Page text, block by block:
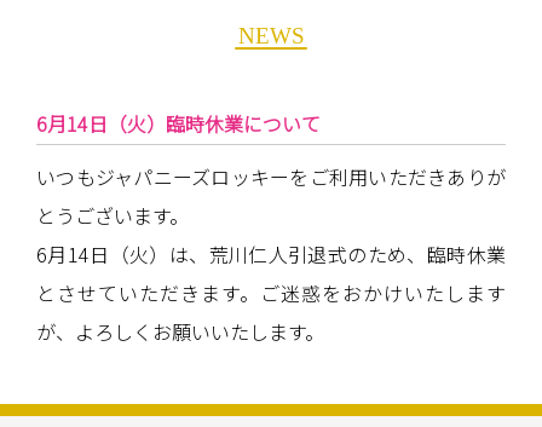
NEWS
6月14日（火）臨時休業について
いつもジャパニーズロッキーをご利用いただきありが
とうございます。
6月14日（火）は、荒川仁人引退式のため、臨時休業
とさせていただきます。ご迷惑をおかけいたします
が、よろしくお願いいたします。